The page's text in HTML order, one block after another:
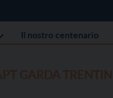
Il nostro centenario